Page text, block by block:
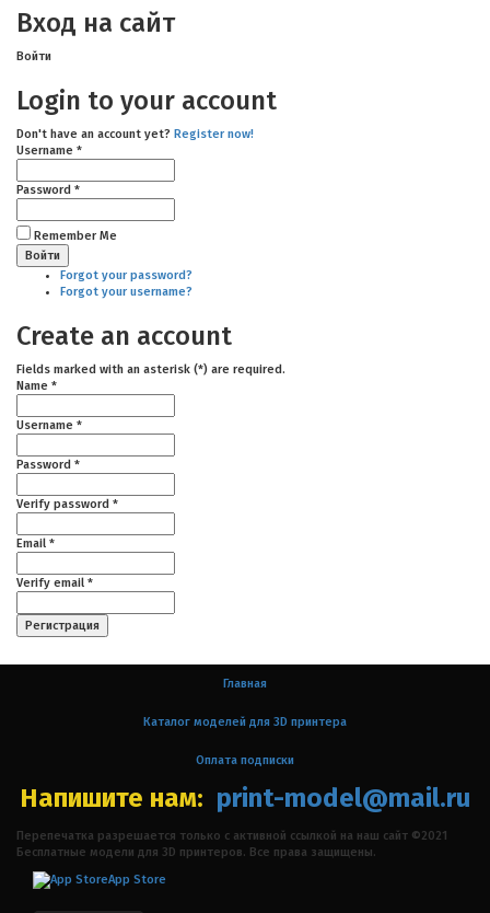
Вход на сайт
Войти
Login to your account
Don't have an account yet? Register now!
Username *
Password *
Remember Me
Forgot your password?
Forgot your username?
Create an account
Fields marked with an asterisk (*) are required.
Name *
Username *
Password *
Verify password *
Email *
Verify email *
Регистрация
Главная
Каталог моделей для 3D принтера
Оплата подписки
Напишите нам: print-model@mail.ru
Перепечатка разрешается только с активной ссылкой на наш сайт ©2021
Бесплатные модели для 3D принтеров. Все права защищены.
App Store